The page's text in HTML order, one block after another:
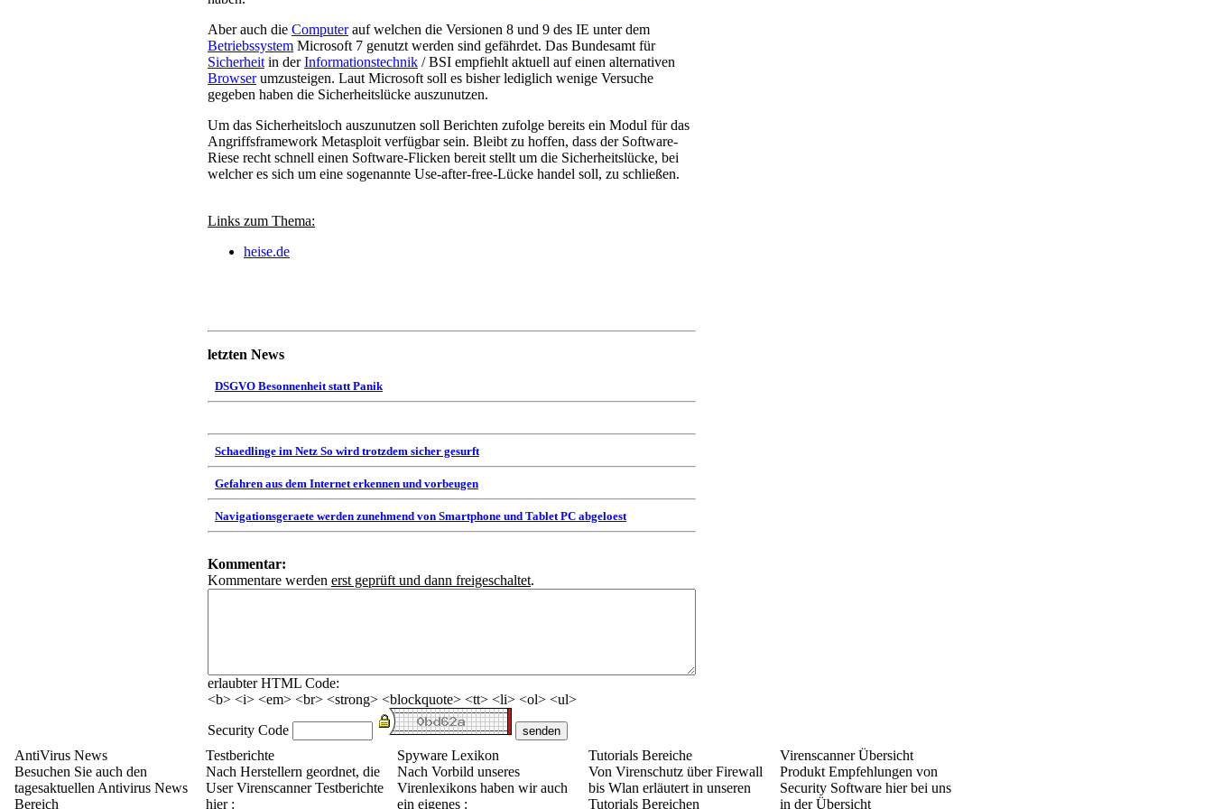
Aber auch die Computerauf welchen die Versionen 8 und 9 des IE unter dem
Betriebssystem Microsoft 7 genutzt werden sind gefährdet. Das Bundesamt für
Sicherheit in derInformationstechnik / BSI empfiehlt aktuell auf einen alternativen
Browserumzusteigen. Laut Microsoft soll es bisher lediglich wenige Versuche
gegeben haben die Sicherheitslücke auszunutzen.
Um das Sicherheitsloch auszunutzen soll Berichten zufolge bereits ein Modul für das
Angriffsframework Metasploit verfügbar sein. Bleibt zu hoffen, dass der Software-
Riese recht schnell einen Software-Flicken bereit stellt um die Sicherheitslücke, bei
welcher es sich um eine sogenannte Use-after-free-Lücke handel soll, zu schließen.
Links zum Thema:
heise.de
letzten News
DSGVO Besonnenheit statt Panik
Schaedlinge im Netz So wird trotzdem sicher gesurft
Gefahren aus dem Internet erkennen und vorbeugen
Navigationsgeraete werden zunehmend von Smartphone und Tablet PC abgeloest
Kommentar:
Kommentare werden erst geprüft und dann freigeschaltet.
erlaubter HTML Code:
<b> <i> <em> <br> <strong> <blockquote> <tt> <li> <ol> <ul>
Security Code
AntiVirus News
Besuchen Sie auch den
tagesaktuellen Antivirus News
Bereich
Testberichte
Nach Herstellern geordnet, die
User Virenscanner Testberichte
hier :
Spyware Lexikon
Nach Vorbild unseres
Virenlexikons haben wir auch
ein eigenes :
Tutorials Bereiche
Von Virenschutz über Firewall
bis Wlan erläutert in unseren
Tutorials Bereichen
Virenscanner Übersicht
Produkt Empfehlungen von
Security Software hier bei uns
in der Übersicht